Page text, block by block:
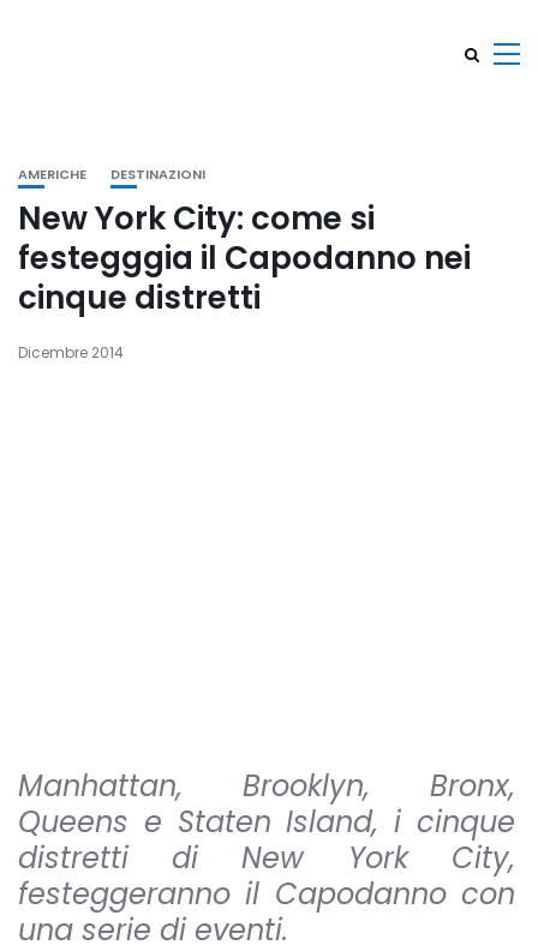
AMERICHE DESTINAZIONI
New York City: come si
festegggia il Capodanno nei
cinque distretti
Dicembre 2014
Manhattan, Brooklyn, Bronx,
Queens e Staten Island, i cinque
distretti di New York City,
festeggeranno il Capodanno con
una serie di eventi.